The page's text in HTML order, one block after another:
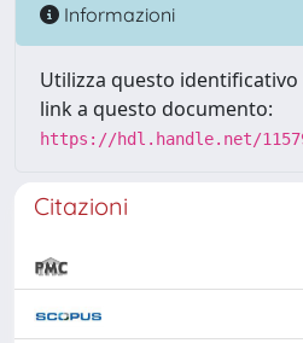
Informazioni
Utilizza questo
link a questo documento:
https://hdl.handle.net/
Citazioni